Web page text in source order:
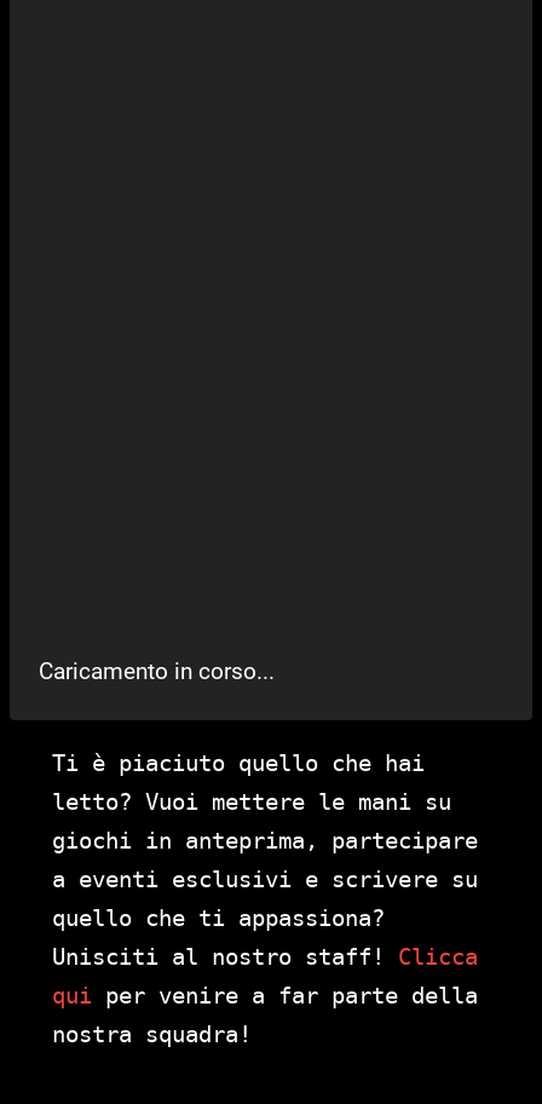
Caricamento in corso...
Ti è piaciuto quello che hai
letto? Vuoi mettere le mani su
giochi in anteprima, partecipare
a eventi esclusivi e scrivere su
quello che ti appassiona?
Unisciti al nostro staff! Clicca
qui per venire a far parte della
nostra squadra!